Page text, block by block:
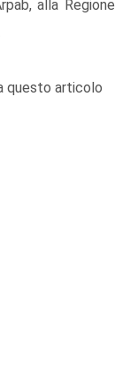
alla Regione
questo articolo